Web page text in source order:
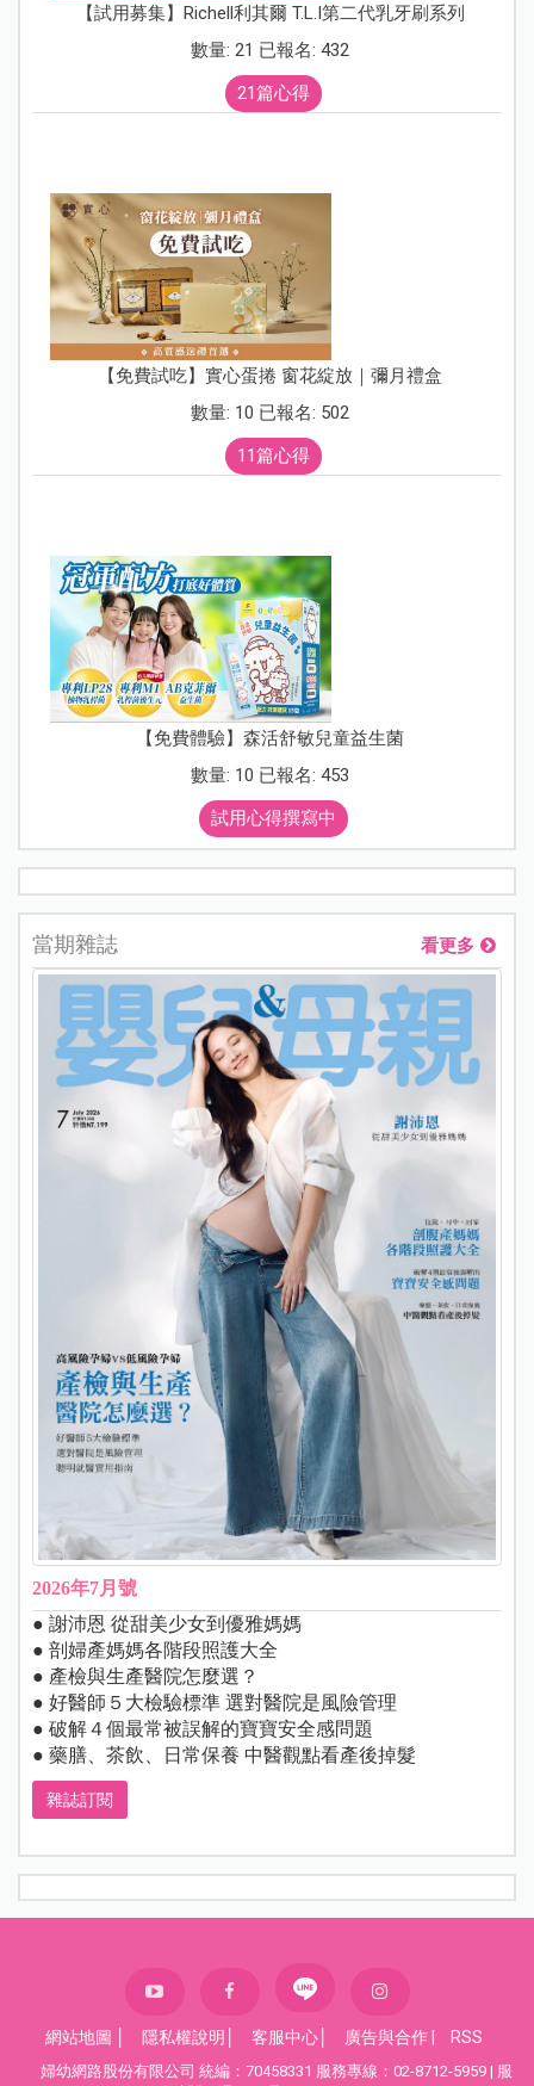
【試用募集】Richell利其爾 T.L.I第二代乳牙刷系列
數量: 21 已報名: 432
21篇心得
【免費試吃】實心蛋捲 窗花綻放｜彌月禮盒
數量: 10 已報名: 502
11篇心得
【免費體驗】森活舒敏兒童益生菌
數量: 10 已報名: 453
試用心得撰寫中
當期雜誌 看更多
2026年7月號
● 謝沛恩 從甜美少女到優雅媽媽
● 剖婦產媽媽各階段照護大全
● 產檢與生產醫院怎麼選？
● 好醫師５大檢驗標準 選對醫院是風險管理
● 破解４個最常被誤解的寶寶安全感問題
● 藥膳、茶飲、日常保養 中醫觀點看產後掉髮
雜誌訂閱
網站地圖 隱私權說明 客服中心 廣告與合作| RSS
婦幼網路股份有限公司 統編：70458331 服務專線：02-8712-5959 | 服